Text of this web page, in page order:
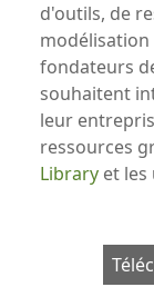
d'outils, de
fondateurs
souhaitent
leur
ressources
Libraryet les